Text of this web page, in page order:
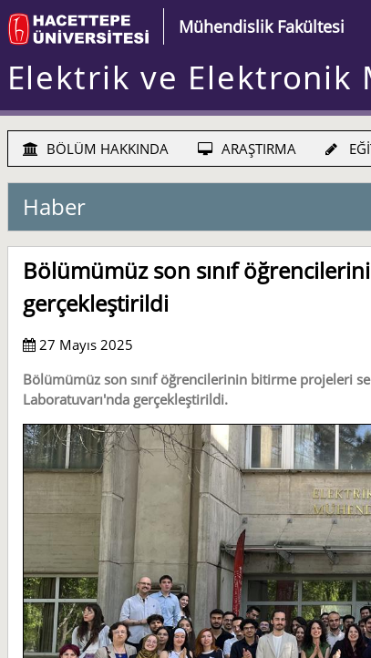
Mühendislik Fakültesi
Elektrik ve Elektronik
BÖLÜM HAKKINDA ARAŞTIRMA
Haber
Bölümümüz son sınıf
gerçekleştirildi
27 Mayıs 2025
Bölümümüz son sınıf öğrencilerinin bitirme projeleri
Laboratuvarı'nda gerçekleştirildi.